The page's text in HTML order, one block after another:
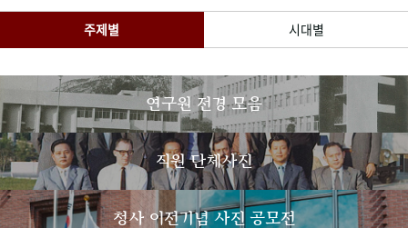
간행물 변천사
기록물 아카이브
사진 아카이브 문서 기록물 행정박물 영상 기록물
주제별 시대별
연구원 전경 모음
직원 단체사진
청사 이전기념 사진 공모전